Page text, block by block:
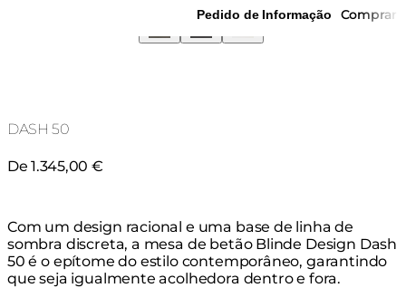
Pedido de Informação Comprar
DASH 50
De 1.345,00 €
Com um design racional e uma base de linha de
sombra discreta, a mesa de betão Blinde Design Dash
50 é o epítome do estilo contemporâneo, garantindo
que seja igualmente acolhedora dentro e fora.